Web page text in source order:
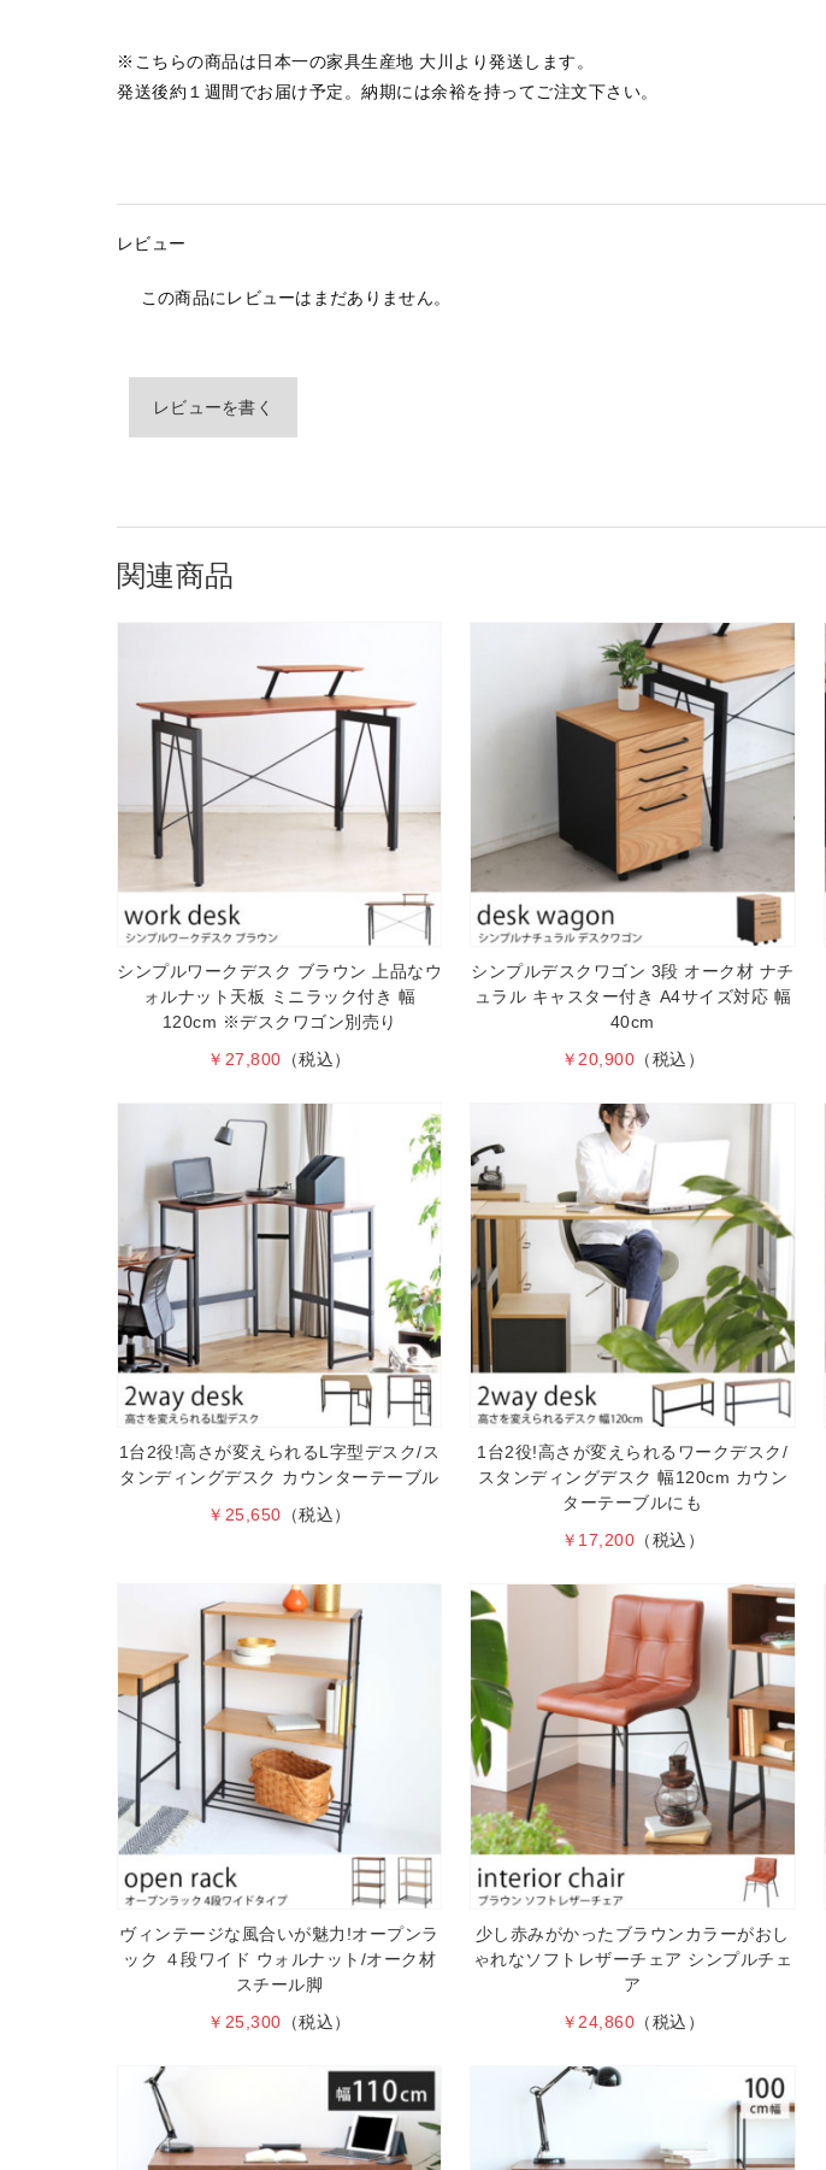
※こちらの商品は日本一の家具生産地 大川より発送します。
発送後約１週間でお届け予定。納期には余裕を持ってご注文下さい。
レビュー
この商品にレビューはまだありません。
レビューを書く
関連商品
シンプルワークデスク ブラウン 上品なウ
ォルナット天板 ミニラック付き 幅
120cm ※デスクワゴン別売り
￥27,800 （税込）
シンプルデスクワゴン 3段 オーク材 ナチ
ュラル キャスター付き A4サイズ対応 幅
40cm
￥20,900 （税込）
1台2役!高さが変えられるL字型デスク/ス
タンディングデスク カウンターテーブル
￥25,650 （税込）
1台2役!高さが変えられるワークデスク/
スタンディングデスク 幅120cm カウン
ターテーブルにも
￥17,200 （税込）
ヴィンテージな風合いが魅力!オープンラ
ック ４段ワイド ウォルナット/オーク材
スチール脚
￥25,300 （税込）
少し赤みがかったブラウンカラーがおし
ゃれなソフトレザーチェア シンプルチェ
ア
￥24,860 （税込）